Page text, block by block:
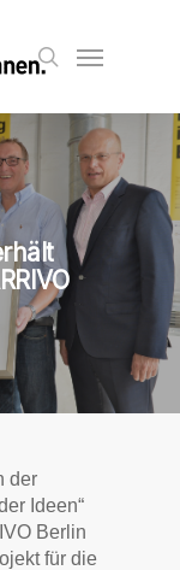
search
Menu
der
Ideen“
Berlin
für die